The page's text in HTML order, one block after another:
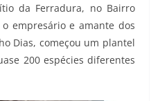
da Ferradura, no Bairro
empresário e amante dos
Dias, começou um plantel
200 espécies diferentes